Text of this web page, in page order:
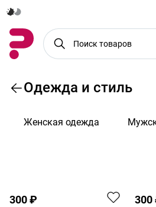
Одежда и стиль
Женская одежда
300 ₽ 300